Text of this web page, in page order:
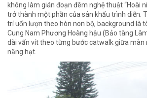
không làm gián đoạn đêm nghệ thuật “Hoài
trở thành một phần của sân khấu trình diễn.
trí uốn lượn theo hòn non bộ, background là
Cung Nam Phương Hoàng hậu (Bảo tàng
dài vấn vít theo từng bước catwalk giữa màn
nặng hạt.